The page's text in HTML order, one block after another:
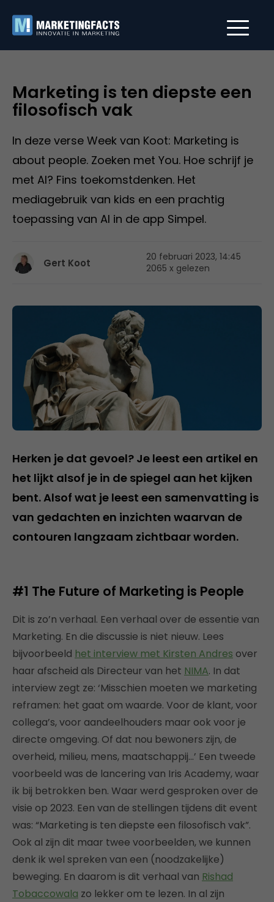
Marketing is ten diepste een
filosofisch vak
In deze verse Week van Koot: Marketing is
about people. Zoeken met You. Hoe schrijf je
met AI? Fins toekomstdenken. Het
mediagebruik van kids en een prachtig
toepassing van AI in de app Simpel.
Gert Koot
20 februari 2023, 14:45
2065 x gelezen
Herken je dat gevoel? Je leest een artikel en
het lijkt alsof je in de spiegel aan het kijken
bent. Alsof wat je leest een samenvatting is
van gedachten en inzichten waarvan de
contouren langzaam zichtbaar worden.
#1 The Future of Marketing is People
Dit is zo’n verhaal. Een verhaal over de essentie van
Marketing. En die discussie is niet nieuw. Lees
bijvoorbeeld het interview met Kirsten Andres over
haar afscheid als Directeur van het NIMA. In dat
interview zegt ze: ‘Misschien moeten we marketing
reframen: het gaat om waarde. Voor de klant, voor
collega’s, voor aandeelhouders maar ook voor je
directe omgeving. Of dat nou bewoners zijn, de
overheid, milieu, mens, maatschappij…’ Een tweede
voorbeeld was de lancering van Iris Academy, waar
ik bij betrokken ben. Waar werd gesproken over de
visie op 2023. Een van de stellingen tijdens dit event
was: “Marketing is ten diepste een filosofisch vak”.
Ook al zijn dit maar twee voorbeelden, we kunnen
denk ik wel spreken van een (noodzakelijke)
beweging. En daarom is dit verhaal van Rishad
Tobaccowala zo lekker om te lezen. In al zijn